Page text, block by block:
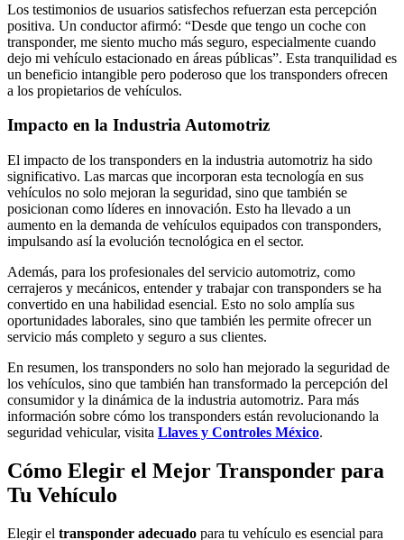
Los testimonios de usuarios satisfechos refuerzan esta percepción
positiva. Un conductor afirmó: “Desde que tengo un coche con
transponder, me siento mucho más seguro, especialmente cuando
dejo mi vehículo estacionado en áreas públicas”. Esta tranquilidad es
un beneficio intangible pero poderoso que los transponders ofrecen
a los propietarios de vehículos.
Impacto en la Industria Automotriz
El impacto de los transponders en la industria automotriz ha sido
significativo. Las marcas que incorporan esta tecnología en sus
vehículos no solo mejoran la seguridad, sino que también se
posicionan como líderes en innovación. Esto ha llevado a un
aumento en la demanda de vehículos equipados con transponders,
impulsando así la evolución tecnológica en el sector.
Además, para los profesionales del servicio automotriz, como
cerrajeros y mecánicos, entender y trabajar con transponders se ha
convertido en una habilidad esencial. Esto no solo amplía sus
oportunidades laborales, sino que también les permite ofrecer un
servicio más completo y seguro a sus clientes.
En resumen, los transponders no solo han mejorado la seguridad de
los vehículos, sino que también han transformado la percepción del
consumidor y la dinámica de la industria automotriz. Para más
información sobre cómo los transponders están revolucionando la
seguridad vehicular, visita Llaves y Controles México.
Cómo Elegir el Mejor Transponder para
Tu Vehículo
Elegir el transponder adecuado para tu vehículo es esencial para